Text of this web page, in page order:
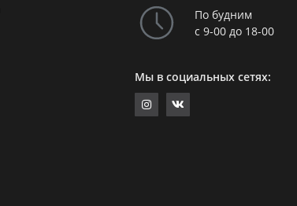
По будним
с 9-00 до 18-00
Мы в социальных сетях: